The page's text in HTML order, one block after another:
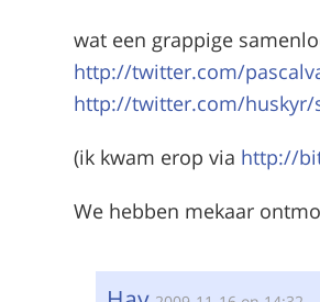
wat een grappige
http://twitter.com/
http://twitter.com/huskyr/
(ik kwam erop via http://
We hebben mekaar